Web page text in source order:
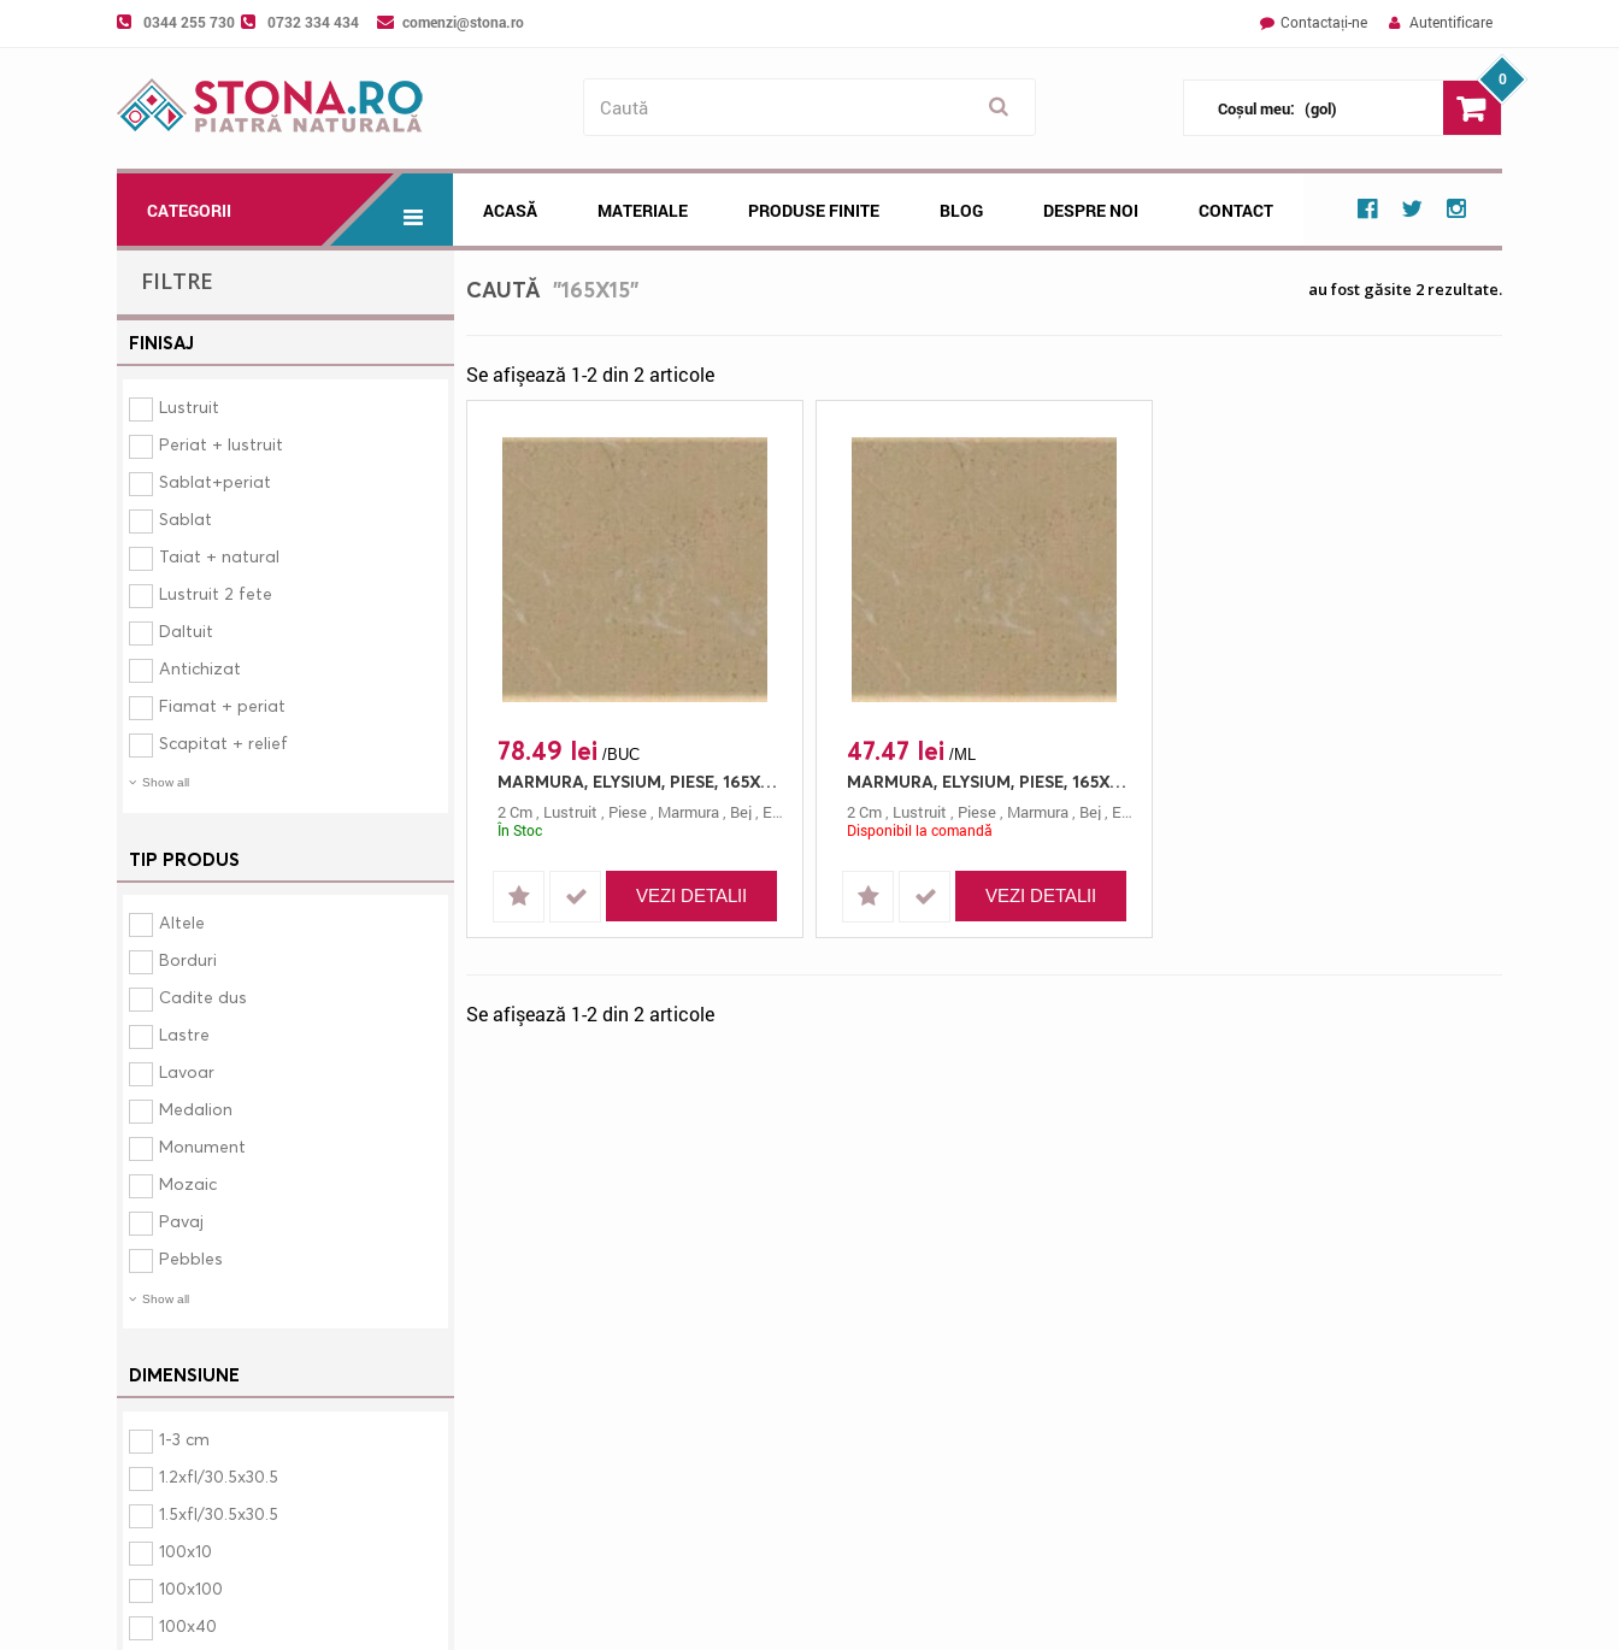
Autentificare
Contactați-ne
0344 255 730 0732 334 434 comenzi@stona.ro
Coșul meu:
0
(gol)
CATEGORII ACASĂ MATERIALE PRODUSE FINITE BLOG DESPRE NOI CONTACT
FILTRE
FINISAJ
Lustruit
Periat + lustruit
Sablat+periat
Sablat
Taiat + natural
Lustruit 2 fete
Daltuit
Antichizat
Fiamat + periat
Scapitat + relief
Show all
TIP PRODUS
Altele
Borduri
Cadite dus
Lastre
Lavoar
Medalion
Monument
Mozaic
Pavaj
Pebbles
Show all
DIMENSIUNE
1-3 cm
1.2xfl/30.5x30.5
1.5xfl/30.5x30.5
100x10
100x100
100x40
CAUTĂ "165X15" au fost găsite 2 rezultate.
Se afişează 1-2 din 2 articole
78.49 lei /BUC
MARMURA, ELYSIUM, PIESE, 165X15, 2, LUSTRUIT
2 Cm, Lustruit , Piese, Marmura, Bej, Elysium 165x15
În Stoc
VEZI DETALII
47.47 lei /ML
MARMURA, ELYSIUM, PIESE, 165X15, 2, LUSTRUIT
2 Cm, Lustruit , Piese, Marmura, Bej, Elysium
Disponibil la comandă
VEZI DETALII
Se afişează 1-2 din 2 articole